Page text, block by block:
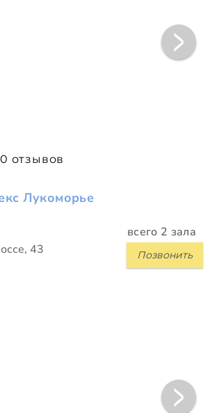
0 отзывов
Лукоморье
всего 2 зала
Позвонить
43